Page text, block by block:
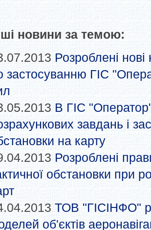
новини за темою:
Розроблені
застосуванню ГІС
В ГІС
завдань і
на карту
Розроблені
обстановки при
ТОВ "ГІСІНФО"
об'єктів